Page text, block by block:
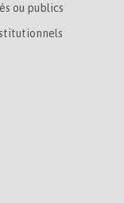
ou publics